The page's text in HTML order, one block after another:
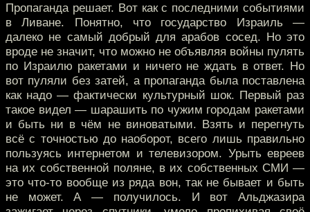
Пропаганда решает. Вот как с последними событиями
в Ливане. Понятно, что государство Израиль —
далеко не самый добрый для арабов сосед. Но это
вроде не значит, что можно не объявляя войны пулять
по Израилю ракетами и ничего не ждать в ответ. Но
вот пуляли без затей, а пропаганда была поставлена
как надо — фактически культурный шок. Первый раз
такое видел — шарашить по чужим городам ракетами
и быть ни в чём не виноватыми. Взять и перегнуть
всё с точностью до наоборот, всего лишь правильно
пользуясь интернетом и телевизором. Урыть евреев
на их собственной поляне, в их собственных СМИ —
это что-то вообще из ряда вон, так не бывает и быть
не может. А — получилось. И вот Альджазира